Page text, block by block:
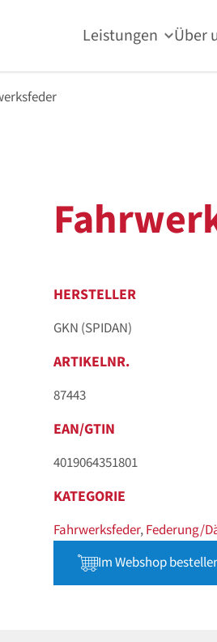
Leistungen Über
HERSTELLER
GKN (SPIDAN)
ARTIKELNR.
87443
EAN/GTIN
4019064351801
KATEGORIE
Fahrwerksfeder,Federung/
Im Webshop